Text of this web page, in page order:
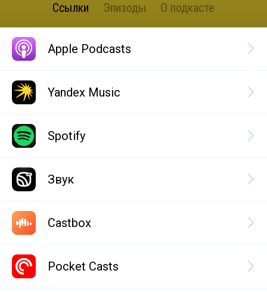
Ссылки Эпизоды О подкасте
Apple Podcasts
Yandex Music
Spotify
Звук
Castbox
Pocket Casts